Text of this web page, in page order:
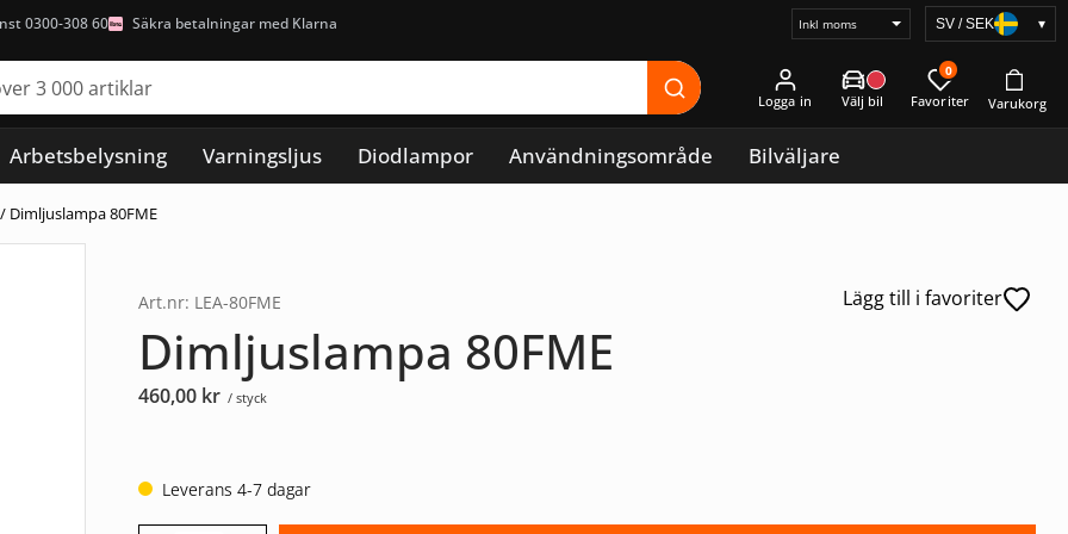
0300-308 60 Säkra betalningar med Klarna
Välj
SV / SEK ▾
Logga in
0
Arbetsbelysning Varningsljus Diodlampor Användningsområde Bilväljare
Dimljuslampa 80FME
Lägg till i favoriter
Art.nr: LEA-80FME
Dimljuslampa 80FME
460,00 kr / styck
Leverans 4-7 dagar